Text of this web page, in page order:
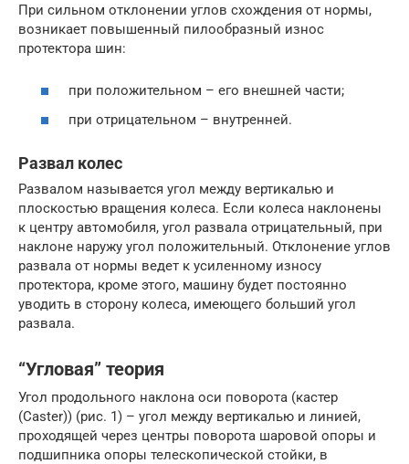
При сильном отклонении углов схождения от нормы,
возникает повышенный пилообразный износ
протектора шин:
при положительном – его внешней части;
при отрицательном – внутренней.
Развал колес
Развалом называется угол между вертикалью и
плоскостью вращения колеса. Если колеса наклонены
к центру автомобиля, угол развала отрицательный, при
наклоне наружу угол положительный. Отклонение углов
развала от нормы ведет к усиленному износу
протектора, кроме этого, машину будет постоянно
уводить в сторону колеса, имеющего больший угол
развала.
“Угловая” теория
Угол продольного наклона оси поворота (кастер
(Caster)) (рис. 1) – угол между вертикалью и линией,
проходящей через центры поворота шаровой опоры и
подшипника опоры телескопической стойки, в